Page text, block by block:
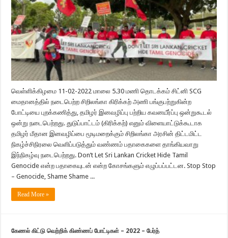
வெள்ளிக்கிழமை 11-02-2022 மாலை 5.30 மணி தொடக்கம் சிட்னி SCG
மைதானத்தில் நடைபெற்ற சிறிலங்கா கிரிக்கற் அணி பங்குபற்றுகின்ற
போட்டியை புறக்கணித்து, தமிழர் இனவழிப்பு பற்றிய கவனயீர்ப்பு ஒன்றுகூடல்
ஒன்று நடைபெற்றது. துடுப்பாட்டம் (கிரிக்கற்) எனும் விளையாட்டுக்கூடாக
தமிழர் மீதான இனவழிப்பை மூடிமறைக்கும் சிறிலங்கா அரசின் திட்டமிட்ட
நிகழ்ச்சிநிரலை வெளிப்படுத்தும் வண்ணம் பதாகைகளை தாங்கியவாறு
இந்நிகழ்வு நடைபெற்றது. Don’t Let Sri Lankan Cricket Hide Tamil
Genocide என்ற பதாகையுடன் என்ற கோசங்களும் எழுப்பப்பட்டன. Stop Stop
– Genocide, Shame Shame ...
Read More »
கேணல் கிட்டு வெற்றிக் கிண்ணப் போட்டிகள் – 2022 – பேர்த்